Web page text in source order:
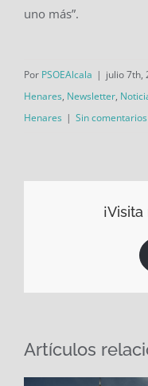
uno más”.
Por PSOEAlcala | julio 7th,
Henares, Newsletter,
Henares | Sin comentarios
Artículos